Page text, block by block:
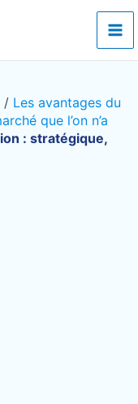
/ Les avantages du
que l’on n’a
: stratégique,